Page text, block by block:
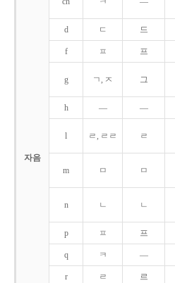
자음
d ㄷ 드
f ㅍ 프
g ㄱ, ㅈ 그
h ― ―
l ㄹ, ㄹㄹ ㄹ
m ㅁ ㅁ
n ㄴ ㄴ
p ㅍ 프
q ㅋ ―
r ㄹ 르